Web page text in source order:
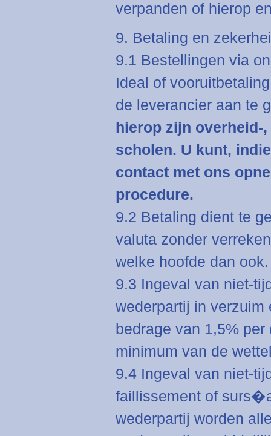
verpanden of hierop
9. Betaling en
9.1 Bestellingen via
Ideal of
de leverancier aan te
hierop zijn
scholen. U kunt,
contact met ons
procedure.
9.2 Betaling dient te
valuta zonder
welke hoofde dan ook.
9.3 Ingeval van niet-
wederpartij in
bedrage van 1,5%
minimum van de
9.4 Ingeval van niet-
faillissement of
wederpartij worden